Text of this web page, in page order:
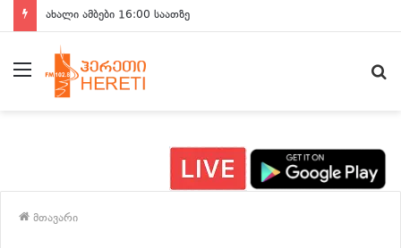
ახალი ამბები 16:00 საათზე
მენიუ
მთავარი